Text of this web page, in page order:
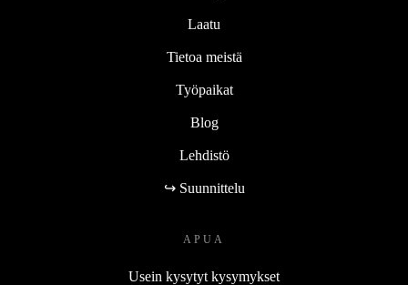
Laatu
Tietoa meistä
Työpaikat
Blog
Lehdistö
↪ Suunnittelu
APUA
Usein kysytyt kysymykset